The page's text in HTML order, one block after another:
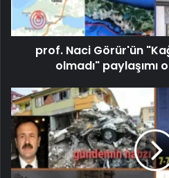
prof. Naci Görür'ün
olmadı" paylaşımı